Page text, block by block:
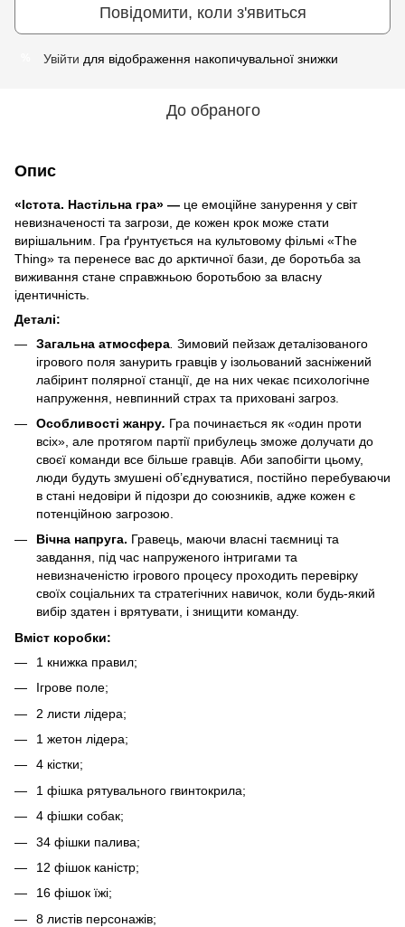
Повідомити, коли з'явиться
Увійти для відображення накопичувальної знижки
До обраного
Опис
«Істота. Настільна гра» — це емоційне занурення у світ
невизначеності та загрози, де кожен крок може стати
вирішальним. Гра ґрунтується на культовому фільмі «The
Thing» та перенесе вас до арктичної бази, де боротьба за
виживання стане справжньою боротьбою за власну
ідентичність.
Деталі:
Загальна атмосфера Зимовий пейзаж деталізованого
ігрового поля занурить гравців у ізольований засніжений
лабіринт полярної станції, де на них чекає психологічне
напруження, невпинний страх та приховані загроз.
Особливості жанру. Гра починається як «один проти
всіх», але протягом партії прибулець зможе долучати до
своєї команди все більше гравців. Аби запобігти цьому,
люди будуть змушені об’єднуватися, постійно перебуваючи
в стані недовіри й підозри до союзників, адже кожен є
потенційною загрозою.
Вічна напруга. Гравець, маючи власні таємниці та
завдання, під час напруженого інтригами та
невизначеністю ігрового процесу проходить перевірку
своїх соціальних та стратегічних навичок, коли будь-який
вибір здатен і врятувати, і знищити команду.
Вміст коробки:
1 книжка правил;
Ігрове поле;
2 листи лідера;
1 жетон лідера;
4 кістки;
1 фішка рятувального гвинтокрила;
4 фішки собак;
34 фішки палива;
12 фішок каністр;
16 фішок їжі;
8 листів персонажів;